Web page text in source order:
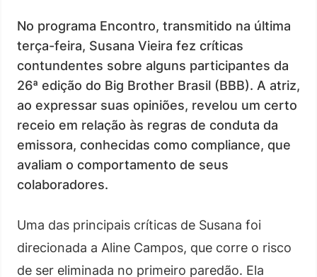
No programa Encontro, transmitido na última
terça-feira, Susana Vieira fez críticas
contundentes sobre alguns participantes da
26ª edição do Big Brother Brasil (BBB). A atriz,
ao expressar suas opiniões, revelou um certo
receio em relação às regras de conduta da
emissora, conhecidas como compliance, que
avaliam o comportamento de seus
colaboradores.
Uma das principais críticas de Susana foi
direcionada a Aline Campos, que corre o risco
de ser eliminada no primeiro paredão. Ela